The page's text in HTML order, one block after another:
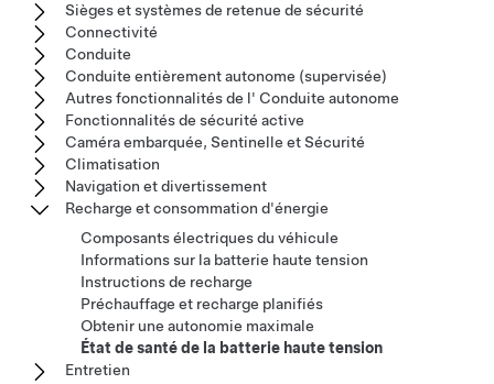
Sièges et systèmes de retenue de sécurité
Connectivité
Conduite
Conduite entièrement autonome (supervisée)
Autres fonctionnalités de l' Conduite autonome
Fonctionnalités de sécurité active
Caméra embarquée, Sentinelle et Sécurité
Climatisation
Navigation et divertissement
Recharge et consommation d'énergie
Composants électriques du véhicule
Informations sur la batterie haute tension
Instructions de recharge
Préchauffage et recharge planifiés
Obtenir une autonomie maximale
État de santé de la batterie haute tension
Entretien